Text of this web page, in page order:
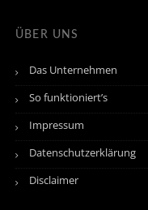
ÜBER UNS
Das Unternehmen
So funktioniert’s
Impressum
Datenschutzerklärung
Disclaimer